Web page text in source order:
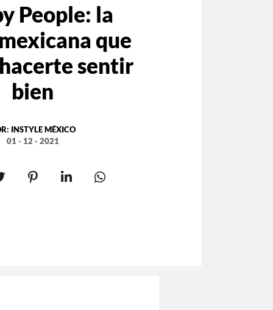
People: la
que
sentir
bien
INSTYLE MÉXICO
01 - 12 - 2021